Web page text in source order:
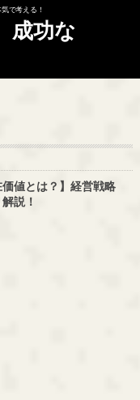
で考える！
成功な
価値とは？】経営戦略
説！